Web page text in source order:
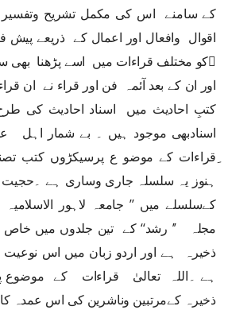
کے سامنے اس کی مکمل تشریح وتفسیر
اقوال وافعال اور اعمال کے ذریعے پیش
﷢کو مختلف قراءات میں اسے پڑھنا بھی
اور ان کے بعد آئمہ فن اور قراء نے ان
کتبِ احادیث میں اسناد احادیث کی
اسنادبھی موجود ہیں ۔ بے شمار اہل
ِقراءات کے موضو ع پرسیکڑوں کتب
ہنوز یہ سلسلہ جاری وساری ہے ۔حجیت
کےسلسلے میں ’’ جامعہ لاہور
مجلہ ’’ رشد‘‘ کے تین جلدوں میں
ذخیرہ ہے اور اردو زبان میں اس
ہے ۔اللہ تعالیٰ قراءات کے
ذخیرہ کےمرتبین وناشرین کی اس عمدہ